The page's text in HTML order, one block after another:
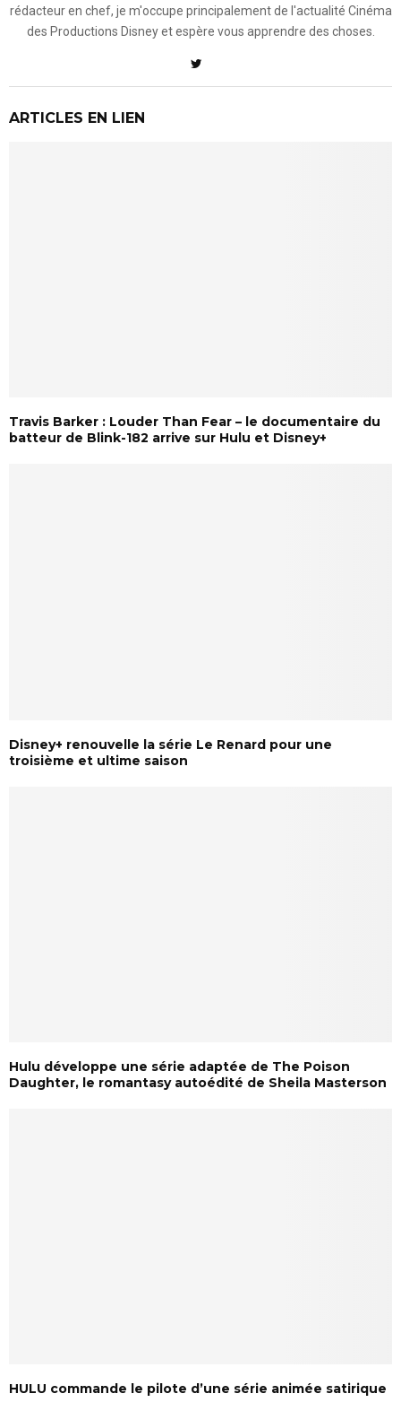
rédacteur en chef, je m'occupe principalement de l'actualité Cinéma
des Productions Disney et espère vous apprendre des choses.
ARTICLES EN LIEN
Travis Barker : Louder Than Fear – le documentaire du
batteur de Blink-182 arrive sur Hulu et Disney+
Disney+ renouvelle la série Le Renard pour une
troisième et ultime saison
Hulu développe une série adaptée de The Poison
Daughter, le romantasy autoédité de Sheila Masterson
HULU commande le pilote d’une série animée satirique